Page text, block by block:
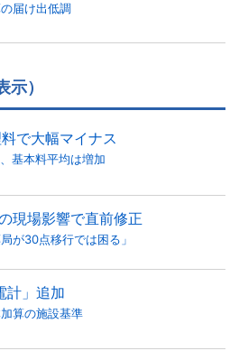
届け出低調
）
で大幅マイナス
基本料平均は増加
現場影響で直前修正
が30点移行では困る」
計」追加
算の施設基準